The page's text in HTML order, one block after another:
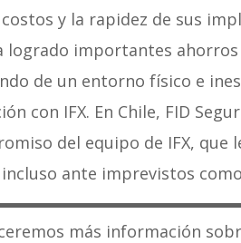
y la rapidez de sus
logrado importantes
de un entorno físico e
con IFX. En Chile, FID
del equipo de IFX, que
ante imprevistos
más información